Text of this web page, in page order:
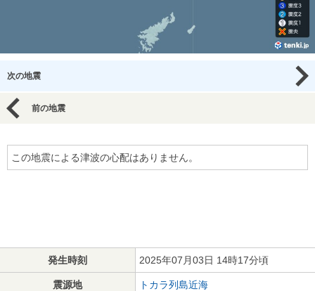
次の地震
前の地震
この地震による津波の心配はありません。
発生時刻 2025年07月03日 14時17分頃
震源地 トカラ列島近海